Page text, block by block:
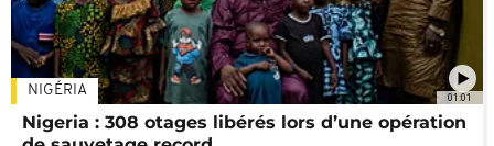
01:01
NIGÉRIA
Nigeria : 308 otages libérés lors d’une opération